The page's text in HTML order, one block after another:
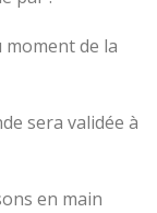
de la
sera validée à
en main